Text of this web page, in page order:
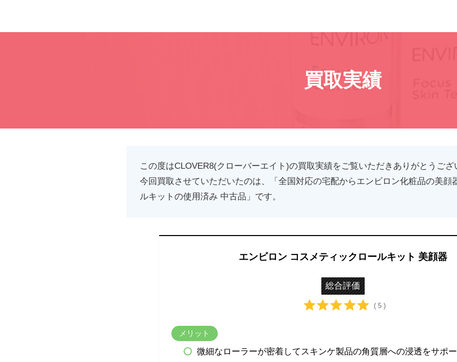
買取実績
この度はCLOVER8(クローバーエイト)の買取実績をご覧いただきありがとうござ
今回買取させていただいたのは、「全国対応の宅配からエンビロン化粧品の美顔
ルキットの使用済み 中古品」です。
エンビロン コスメティックロールキット 美顔器
総合評価
( 5 )
メリット
微細なローラーが密着してスキンケ製品の角質層への浸透をサポ